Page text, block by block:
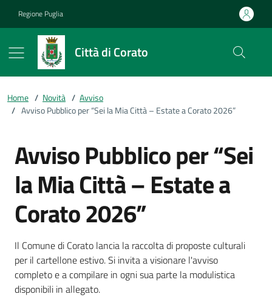
Regione Puglia
Città di Corato
Home / Novità / Avviso
/ Avviso Pubblico per “Sei la Mia Città – Estate a Corato 2026”
Avviso Pubblico per “Sei
la Mia Città – Estate a
Corato 2026”
Dettagli della notizia
Il Comune di Corato lancia la raccolta di proposte culturali
per il cartellone estivo. Si invita a visionare l'avviso
completo e a compilare in ogni sua parte la modulistica
disponibili in allegato.